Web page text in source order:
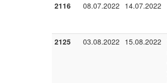
2116 08.07.2022 14.07.2022
2125 03.08.2022 15.08.2022